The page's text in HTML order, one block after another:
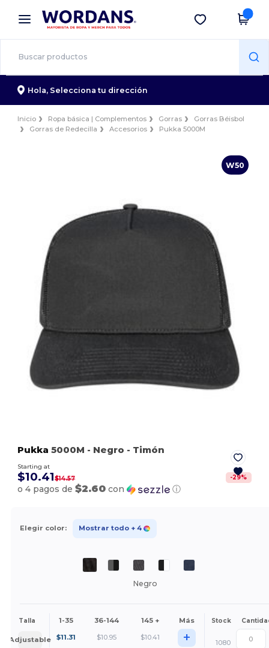
× App de Wordans
¡Mejores precios en app!
Descargar app
Hola, Selecciona tu dirección
Inicio Ropa básica | Complementos Gorras
Gorras Béisbol
Gorras de Redecilla
Accesorios Pukka 5000M
W50
Pukka 5000M - Negro - Timón
Starting at
$10.41$14.57 -29%
o 4 pagos de$2.60 con ⓘ
Elegir color: Mostrar todo + 4
Negro
Talla 1-35 36-144 145 + Más Stock
Adjustable $11.31 $10.95 $10.41 + 1080